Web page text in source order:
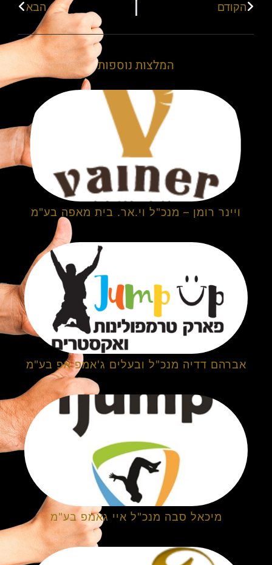
הקודם הבא
המלצות נוספות
ויינר רומן – מנכ"ל וי.אר. בית מאפה בע"מ
אברהם דדיה מנכ"ל ובעלים ג'אמפ אפ בע"מ
מיכאל סבה מנכ"ל איי גאמפ בע"מ